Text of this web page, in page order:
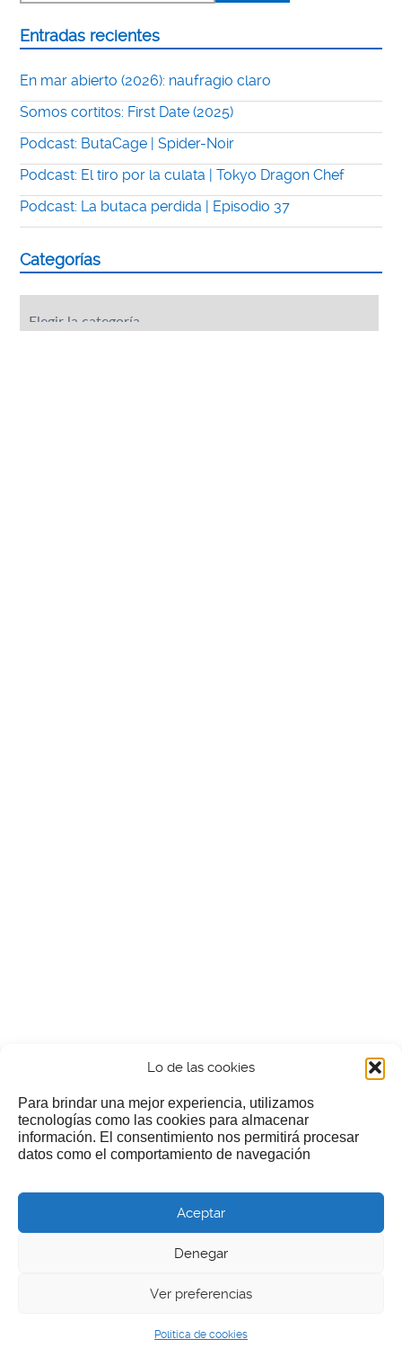
Lo de las cookies
Para brindar una mejor experiencia, utilizamos
tecnologías como las cookies para almacenar
información. El consentimiento nos permitirá procesar
datos como el comportamiento de navegación
Aceptar
Denegar
Ver preferencias
Política de cookies
Entradas recientes
En mar abierto (2026): naufragio claro
Somos cortitos: First Date (2025)
Podcast: ButaCage | Spider-Noir
Podcast: El tiro por la culata | Tokyo Dragon Chef
Podcast: La butaca perdida | Episodio 37
Categorías
¿Nos invitas a un cafecillo?
Si te gusta nuestra web puedes echar limosna a estos